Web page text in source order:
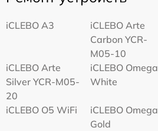
iCLEBO A3
iCLEBO Arte
Carbon YCR-
M05-10
iCLEBO Arte
Silver YCR-M05-
20
iCLEBO Omega
White
iCLEBO O5 WiFi
iCLEBO Omega
Gold